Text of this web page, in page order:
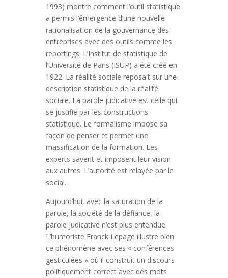
1993) montre comment l’outil statistique
a permis l’émergence d’une nouvelle
rationalisation de la gouvernance des
entreprises avec des outils comme les
reportings. L’Institut de statistique de
l’Université de Paris (ISUP) a été créé en
1922. La réalité sociale reposait sur une
description statistique de la réalité
sociale. La parole judicative est celle qui
se justifie par les constructions
statistique. Le formalisme impose sa
façon de penser et permet une
massification de la formation. Les
experts savent et imposent leur vision
aux autres. L’autorité est relayée par le
social.
Aujourd’hui, avec la saturation de la
parole, la société de la défiance, la
parole judicative n’est plus entendue.
L’humoriste Franck Lepage illustre bien
ce phénomène avec ses « conférences
gesticulées » où il construit un discours
politiquement correct avec des mots